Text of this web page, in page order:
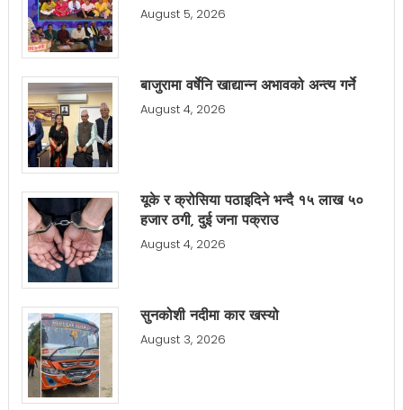
August 5, 2026
बाजुरामा वर्षेनि खाद्यान्न अभावको अन्त्य गर्ने
August 4, 2026
यूके र क्रोसिया पठाइदिने भन्दै १५ लाख ५०
हजार ठगी, दुई जना पक्राउ
August 4, 2026
सुनकोशी नदीमा कार खस्यो
August 3, 2026